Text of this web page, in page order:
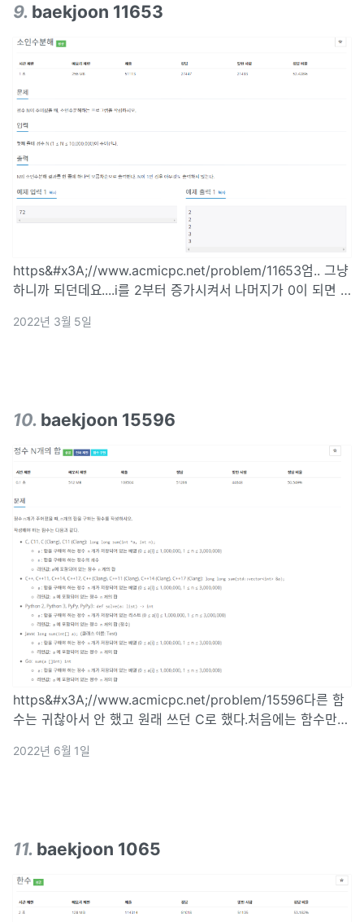
9. baekjoon 11653
https&#x3A;//www.acmicpc.net/problem/11653엄.. 그냥
하니까 되던데요....i를 2부터 증가시켜서 나머지가 0이 되면 i
2022년 3월 5일
10. baekjoon 15596
https&#x3A;//www.acmicpc.net/problem/15596다른 함
수는 귀찮아서 안 했고 원래 쓰던 C로 했다.처음에는 함수만
면서 뻘짓했지만 내 제출이 틀렸대.. 그래서 구글에 찾아보니
2022년 6월 1일
11. baekjoon 1065